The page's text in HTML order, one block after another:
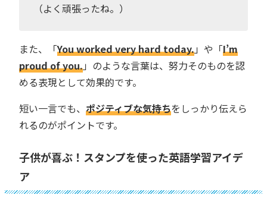
（よく頑張ったね。）
また、「You worked very hard today.」や「I’m
proud of you.」のような言葉は、努力そのものを認
める表現として効果的です。
短い一言でも、 ポジティブな気持ちをしっかり伝えら
れるのがポイントです。
子供が喜ぶ！スタンプを使った英語学習アイデ
ア